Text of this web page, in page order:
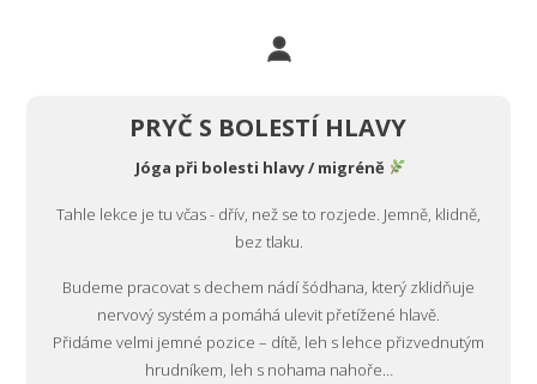
PRYČ S BOLESTÍ HLAVY
Jóga při bolesti hlavy / migréně
Tahle lekce je tu včas - dřív, než se to rozjede. Jemně, klidně,
bez tlaku.
Budeme pracovat s dechem nádí šódhana, který zklidňuje
nervový systém a pomáhá ulevit přetížené hlavě.
Přidáme velmi jemné pozice – dítě, leh s lehce přizvednutým
hrudníkem, leh s nohama nahoře…